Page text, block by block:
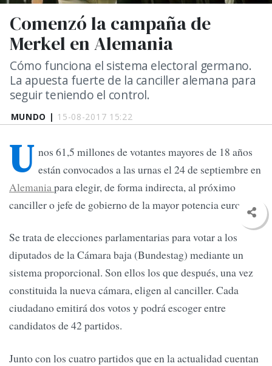
MUNDO | 15-08-2017 15:22
Comenzó la campaña de
Merkel en Alemania
Cómo funciona el sistema electoral germano.
La apuesta fuerte de la canciller alemana para
seguir teniendo el control.
U nos 61,5 millones de votantes mayores de 18 años
están convocados a las urnas el 24 de septiembre en
Alemaniapara elegir, de forma indirecta, al próximo
canciller o jefe de gobierno de la mayor potencia europea.
Se trata de elecciones parlamentarias para votar a los
diputados de la Cámara baja (Bundestag) mediante un
sistema proporcional. Son ellos los que después, una vez
constituida la nueva cámara, eligen al canciller. Cada
ciudadano emitirá dos votos y podrá escoger entre
candidatos de 42 partidos.
Junto con los cuatro partidos que en la actualidad cuentan